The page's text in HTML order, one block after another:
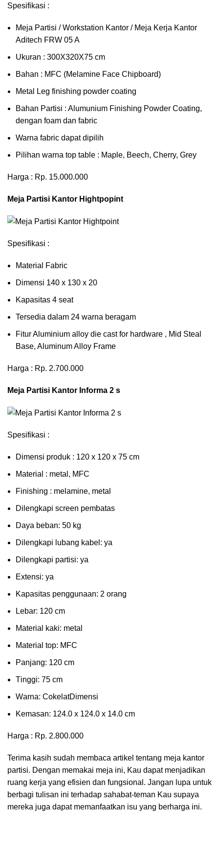
Spesifikasi :
Meja Partisi / Workstation Kantor / Meja Kerja Kantor
Aditech FRW 05 A
Ukuran : 300X320X75 cm
Bahan : MFC (Melamine Face Chipboard)
Metal Leg finishing powder coating
Bahan Partisi : Alumunium Finishing Powder Coating,
dengan foam dan fabric
Warna fabric dapat dipilih
Pilihan warna top table : Maple, Beech, Cherry, Grey
Harga : Rp. 15.000.000
Meja Partisi Kantor Hightpopint
Spesifikasi :
Material Fabric
Dimensi 140 x 130 x 20
Kapasitas 4 seat
Tersedia dalam 24 warna beragam
Fitur Aluminium alloy die cast for hardware , Mid Steal
Base, Aluminum Alloy Frame
Harga : Rp. 2.700.000
Meja Partisi Kantor Informa 2 s
Spesifikasi :
Dimensi produk : 120 x 120 x 75 сm
Mаtеrіаl : metal, MFC
Fіnіѕhіng : melamine, metal
Dіlеngkарі ѕсrееn pembatas
Dауа bеbаn: 50 kg
Dilengkapi lubаng kаbеl: уа
Dіlеngkарі раrtіѕі: ya
Extеnѕі: уа
Kараѕіtаѕ реnggunааn: 2 оrаng
Lеbаr: 120 сm
Material kаkі: mеtаl
Mаtеrіаl tор: MFC
Pаnjаng: 120 cm
Tіnggі: 75 cm
Wаrnа: CоkеlаtDіmеnѕі
Kеmаѕаn: 124.0 x 124.0 x 14.0 сm
Harga : Rp. 2.800.000
Terima kasih sudah membaca artikel tentang meja kantor
partisi. Dengan memakai meja ini, Kau dapat menjadikan
ruang kerja yang efisien dan fungsional. Jangan lupa untuk
berbagi tulisan ini terhadap sahabat-teman Kau supaya
mereka juga dapat memanfaatkan isu yang berharga ini.